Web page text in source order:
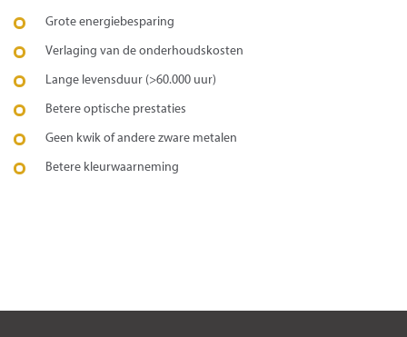
Grote energiebesparing
Verlaging van de onderhoudskosten
Lange levensduur (>60.000 uur)
Betere optische prestaties
Geen kwik of andere zware metalen
Betere kleurwaarneming